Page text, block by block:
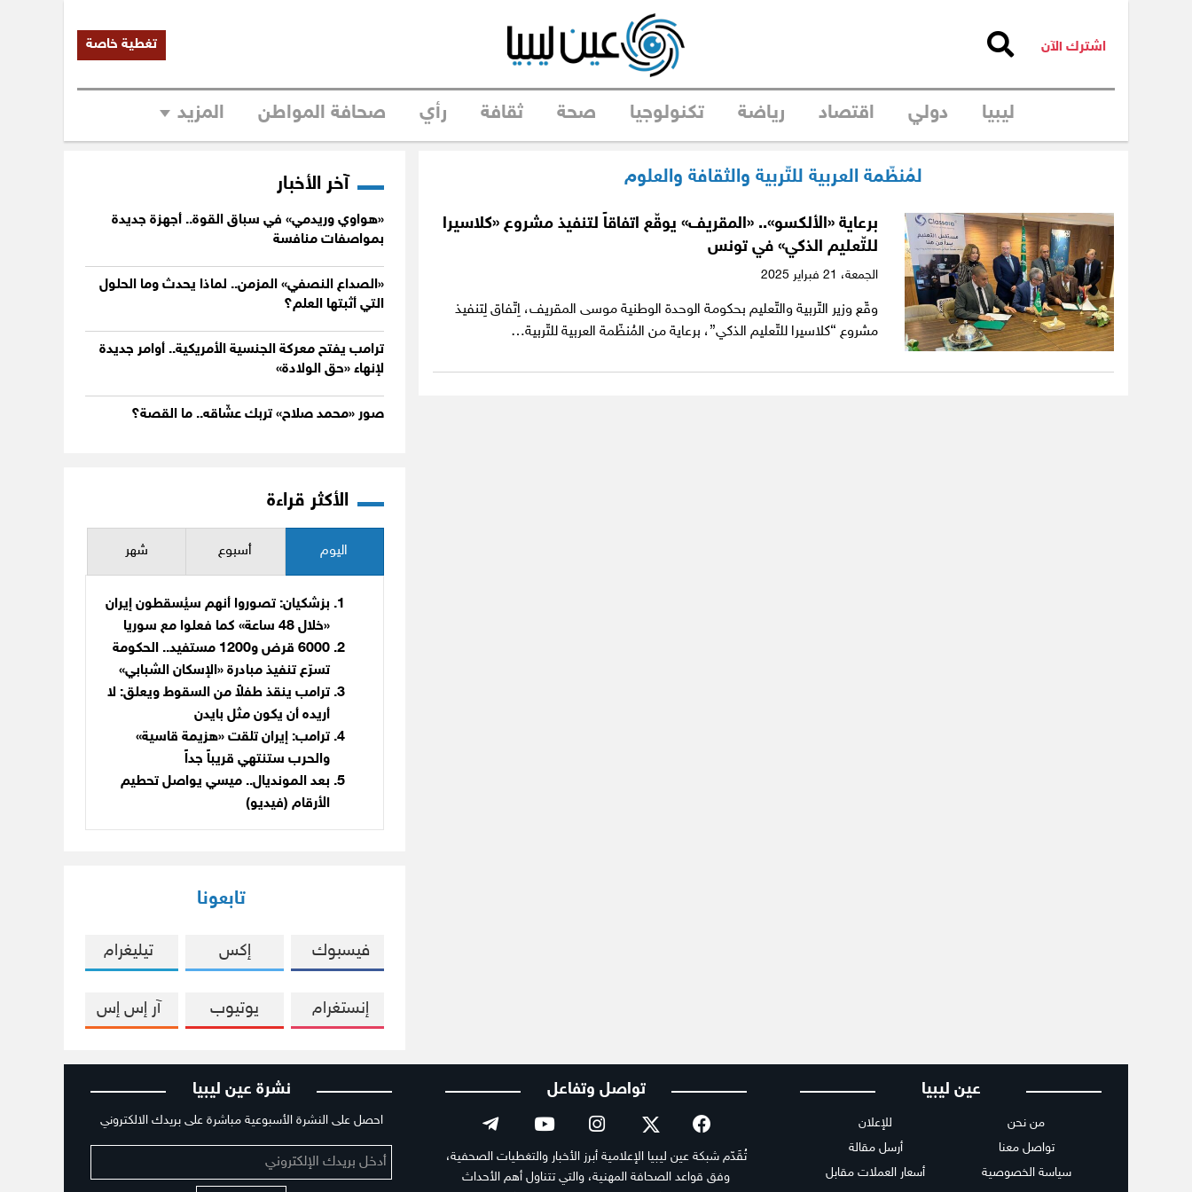
اشترك الآن تغطية خاصة
ليبيا دولي اقتصاد رياضة تكنولوجيا صحة ثقافة رأي صحافة المواطن المزيد
لمُنظّمة العربية للتّربية والثقافة والعلوم
برعاية «الألكسو».. «المقريف» يوقّع اتفاقاً لتنفيذ مشروع «كلاسيرا
للتّعليم الذكي» في تونس
الجمعة،
وقّع وزير التّربية والتّعليم بحكومة الوحدة الوطنية موسى المقريف، اِتّفاق لِتنفيذ
مشروع “كلاسيرا للتّعليم الذكي”، برعاية من المُنظّمة العربية للتّربية…
آخر الأخبار
«هواوي وريدمي» في سباق القوة.. أجهزة جديدة
بمواصفات منافسة
«الصداع النصفي» المزمن.. لماذا يحدث وما الحلول
التي أثبتها العلم؟
ترامب يفتح معركة الجنسية الأمريكية.. أوامر جديدة
لإنهاء «حق الولادة»
صور «محمد صلاح» تربك عشّاقه.. ما القصة؟
الأكثر قراءة
اليوم أسبوع شهر
بزشكيان: تصوروا أنهم سيُسقطون إيران
«خلال 48 ساعة» كما فعلوا مع سوريا
6000 قرض و1200 مستفيد.. الحكومة
تسرّع تنفيذ مبادرة «الإسكان الشبابي»
ترامب ينقذ طفلاً من السقوط ويعلق: لا
أريده أن يكون مثل بايدن
ترامب: إيران تلقت «هزيمة قاسية»
والحرب ستنتهي قريباً جداً
بعد المونديال.. ميسي يواصل تحطيم
الأرقام (فيديو)
تابعونا
فيسبوك إكس تيليغرام
إنستغرام يوتيوب آر إس إس
عين ليبيا
من نحن
تواصل معنا
سياسة الخصوصية
للإعلان
أرسل مقالة
أسعار العملات مقابل
تواصل وتفاعل
تُقَدّم شبكة عين ليبيا الإعلامية أبرز الأخبار والتغطيات الصحفية،
وفق قواعد الصحافة المهنية، والتي تتناول أهم الأحداث
نشرة عين ليبيا
احصل على النشرة الأسبوعية مباشرة على بريدك الالكتروني